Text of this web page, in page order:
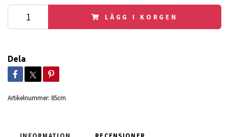
LÄGG I KORGEN
Dela
Artikelnummer: 85cm